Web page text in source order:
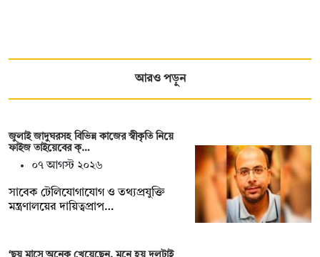
আরও পড়ুন
জুলাই জাদুঘরসহ বিভিন্ন কাজের স্বীকৃতি নিয়ে
ফাইজ তাইয়েবের ক্…
০৭ আগস্ট ২০২৬
সাবেক টেলিযোগাযোগ ও তথ্যপ্রযুক্তি
মন্ত্রণালয়ের দায়িত্বপ্রাপ…